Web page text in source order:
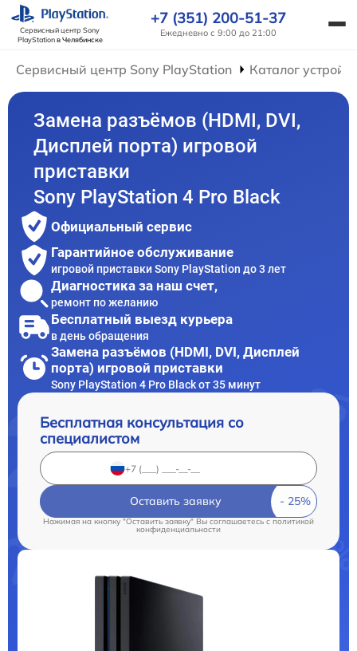
Сервисный центр Sony
PlayStationв Челябинске
+7 (351) 200-51-37
Ежедневно с 9:00 до 21:00
Сервисный центр Sony PlayStation Каталог
Замена разъёмов (HDMI, DVI,
Дисплей порта) игровой
приставки
Sony PlayStation 4 Pro Black
Официальный сервис
Гарантийное обслуживание
игровой приставки Sony PlayStation до 3 лет
Диагностика за наш счет,
ремонт по желанию
Бесплатный выезд курьера
в день обращения
Замена разъёмов (HDMI, DVI, Дисплей
порта) игровой приставки
Sony PlayStation 4 Pro Black от 35 минут
Бесплатная консультация со
специалистом
Оставить заявку
Нажимая на кнопку "Оставить заявку" Вы соглашаетесь cполитикой
конфиденциальности